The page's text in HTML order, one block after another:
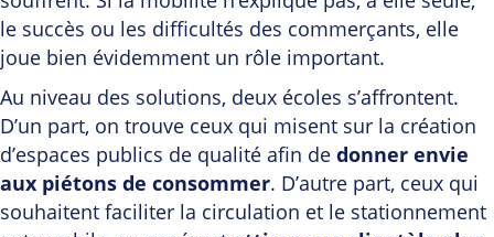
le succès ou les difficultés des commerçants, elle
joue bien évidemment un rôle important.
Au niveau des solutions, deux écoles s’affrontent.
D’un part, on trouve ceux qui misent sur la création
d’espaces publics de qualité afin de donner envie
aux piétons de consommer. D’autre part, ceux qui
souhaitent faciliter la circulation et le stationnement